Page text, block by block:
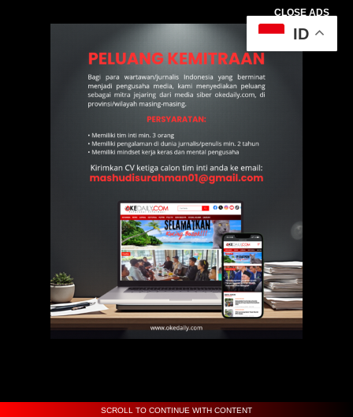
CLOSE ADS
SCROLL TO CONTINUE WITH CONTENT
ID